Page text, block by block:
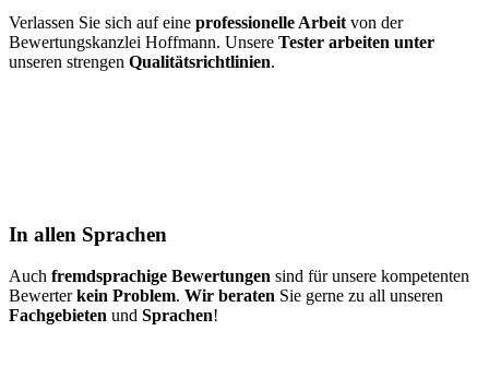
Verlassen Sie sich auf eine professionelle Arbeit von der
Bewertungskanzlei Hoffmann. Unsere Tester arbeiten unter
unseren strengen Qualitätsrichtlinien.
In allen Sprachen
Auch fremdsprachige Bewertungen sind für unsere kompetenten
Bewerterkein Problem. Wir beraten Sie gerne zu all unseren
Fachgebieten und Sprachen!